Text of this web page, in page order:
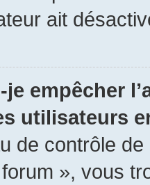
ait
empêcher
utilisateurs
de contrôle
», vous